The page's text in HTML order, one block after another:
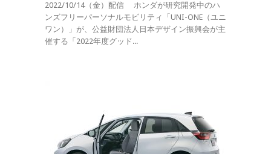
2022/10/14（金）配信 ホンダが研究開発中のハ
ンズフリーパーソナルモビリティ「UNI-ONE（ユニ
ワン）」が、公益財団法人日本デザイン振興会が主
催する「2022年度グッド...